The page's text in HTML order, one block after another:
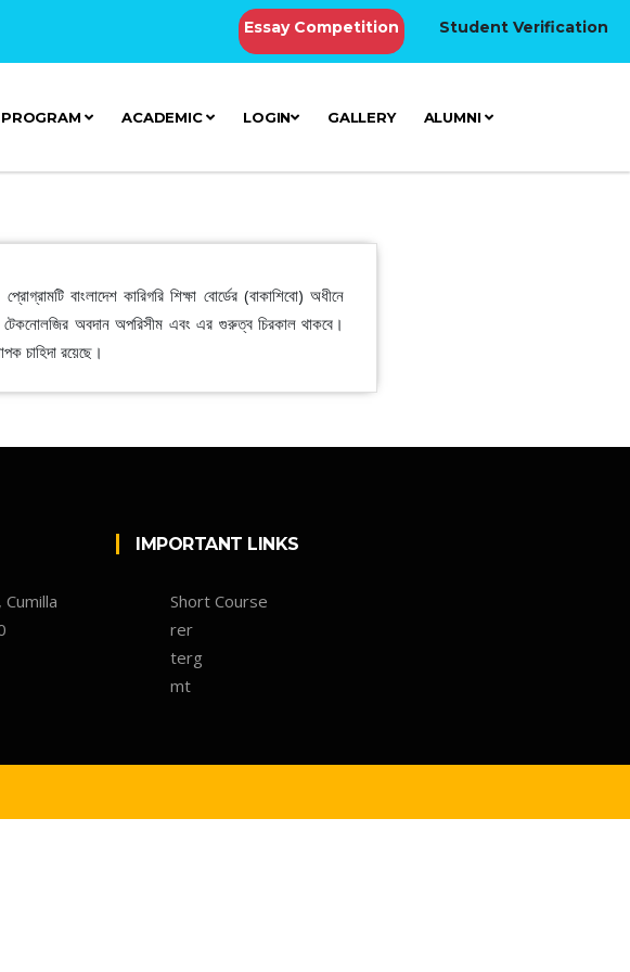
Essay Competition Student Verification
PROGRAM ACADEMIC LOGIN GALLERY ALUMNI
বাংলাদেশ কারিগরি শিক্ষা বোর্ডের (বাকাশিবো) অধীনে
টেকনোলজির অবদান অপরিসীম এবং এর গুরুত্ব চিরকাল থাকবে।
চাহিদা রয়েছে।
IMPORTANT LINKS
Short Course
rer
terg
mt